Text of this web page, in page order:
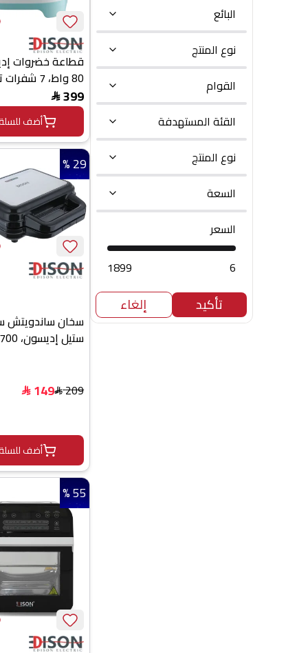
البائع
نوع المنتج
القوام
القئة المستهدفة
نوع المنتج
السعة
السعر
6
1899
تأكيد إلغاء
قطاعة خضروات
80 واط، 7
شفرة خاصة
MDQ3 - ابيض اخضر فاتح
399
$
أضف
سخان ساندويتش
209
$
149
$
أضف
29 %
55 %